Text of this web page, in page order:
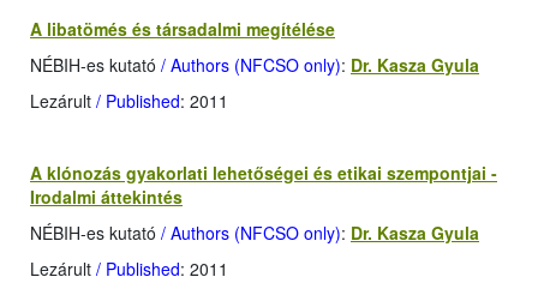
A libatömés és társadalmi megítélése
NÉBIH-es kutató / Authors (NFCSO only): Dr. Kasza Gyula
Lezárult / Published: 2011
A klónozás gyakorlati lehetőségei és etikai szempontjai -
Irodalmi áttekintés
NÉBIH-es kutató / Authors (NFCSO only): Dr. Kasza Gyula
Lezárult / Published: 2011